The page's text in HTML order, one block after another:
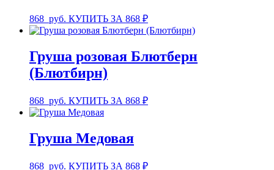
868 руб. КУПИТЬ ЗА 868 ₽
Груша розовая Блютберн
(Блютбирн)
868 руб. КУПИТЬ ЗА 868 ₽
Груша Медовая
868 руб. КУПИТЬ ЗА 868 ₽